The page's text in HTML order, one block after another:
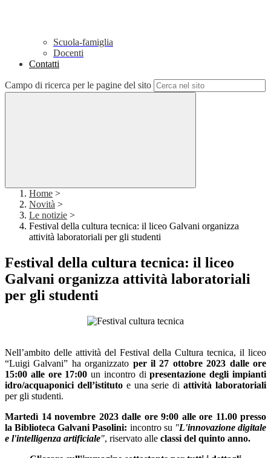
Scuola-famiglia
Docenti
Contatti
Campo di ricerca per le pagine del sito
Home >
Novità >
Le notizie >
Festival della cultura tecnica: il liceo Galvani organizza
attività laboratoriali per gli studenti
Festival della cultura tecnica: il liceo
Galvani organizza attività laboratoriali
per gli studenti
Nell’ambito delle attività del Festival della Cultura tecnica, il liceo
“Luigi Galvani” ha organizzato per il 27 ottobre 2023 dalle ore
15:00 alle ore 17:00 un incontro dipresentazione degli impianti
idro/acquaponici dell’istitutoe una serie diattività laboratoriali
per gli studenti.
Martedì 14 novembre 2023 dalle ore 9:00 alle ore 11.00 presso
la Biblioteca Galvani Pasolini: incontro su "L'innovazione digitale
e l'intelligenza artificiale", riservato alle classi del quinto anno.